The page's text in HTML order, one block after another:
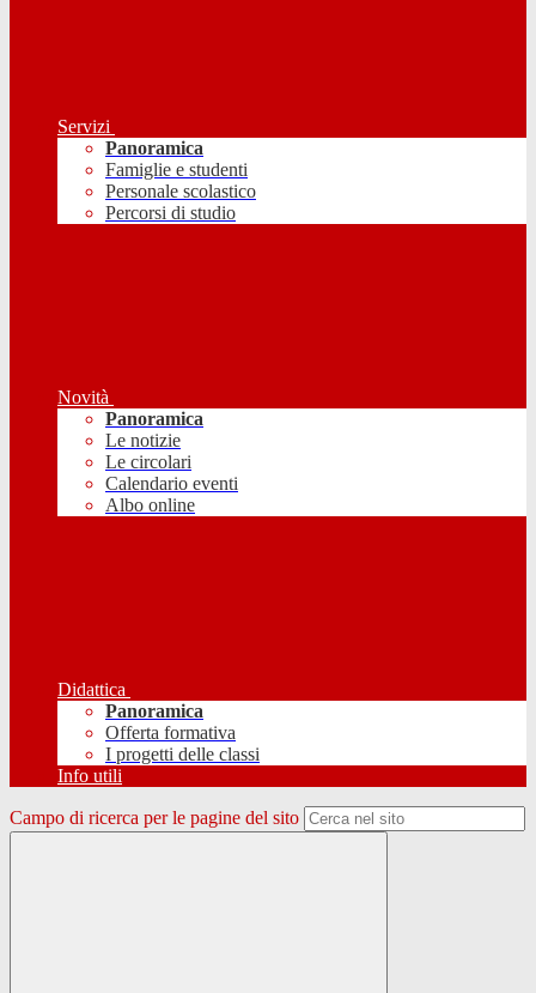
Servizi
Panoramica
Famiglie e studenti
Personale scolastico
Percorsi di studio
Novità
Panoramica
Le notizie
Le circolari
Calendario eventi
Albo online
Didattica
Panoramica
Offerta formativa
I progetti delle classi
Info utili
Campo di ricerca per le pagine del sito